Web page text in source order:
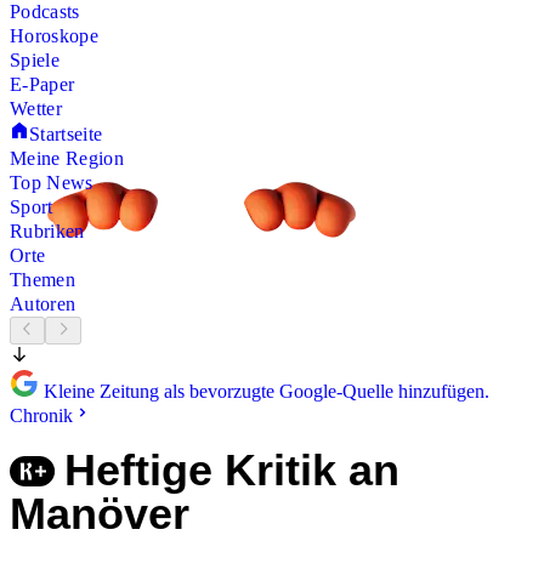
Podcasts
Horoskope
Spiele
E-Paper
Wetter
Startseite
Meine Region
Top News
Sport
Rubriken
Orte
Themen
Autoren
Kleine Zeitung als bevorzugte Google-Quelle hinzufügen.
Chronik
Heftige Kritik an
Manöver